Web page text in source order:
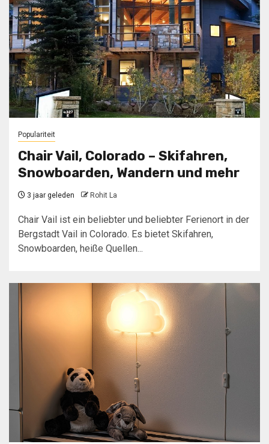
Populariteit
Chair Vail, Colorado – Skifahren,
Snowboarden, Wandern und mehr
3 jaar geleden Rohit La
Chair Vail ist ein beliebter und beliebter Ferienort in der
Bergstadt Vail in Colorado. Es bietet Skifahren,
Snowboarden, heiße Quellen...